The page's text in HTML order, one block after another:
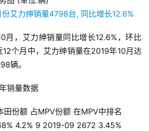
，艾力绅销量同比增长12.6%，环比
个月中，艾力绅销量在2019年10月达
辆。
销量数据
田份额 占MPV份额 在MPV中排名
4.2% 9 2019-09 2672 3.45%